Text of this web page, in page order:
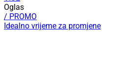
Oglas
/ PROMO
Idealno vrijeme za promjene